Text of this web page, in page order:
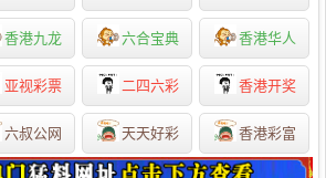
香港九龙 六合宝典 香港华人
亚视彩票 二四六彩 香港开奖
六叔公网 天天好彩 香港彩富